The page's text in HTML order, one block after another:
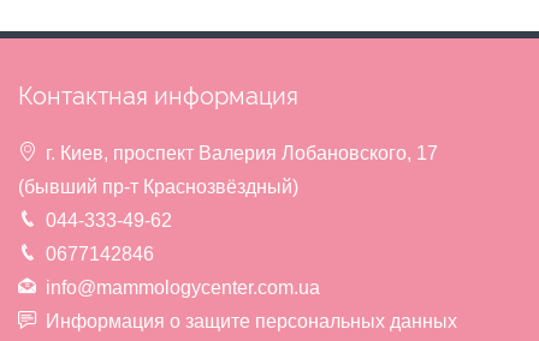
Контактная информация
г. Киев, проспект Валерия Лобановского, 17
(бывший пр-т Краснозвёздный)
044-333-49-62
0677142846
info@mammologycenter.com.ua
Информация о защите персональных данных